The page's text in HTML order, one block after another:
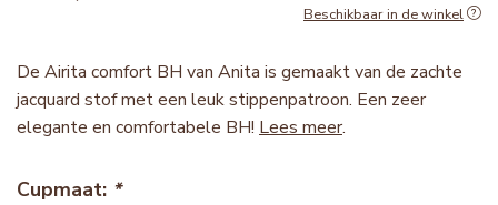
Beschikbaar in de winkel
De Airita comfort BH van Anita is gemaakt van de zachte
jacquard stof met een leuk stippenpatroon. Een zeer
elegante en comfortabele BH! Lees meer.
Cupmaat: *